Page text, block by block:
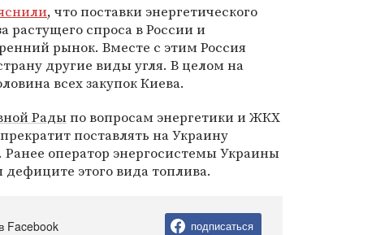
, что поставки энергетического
растущего спроса в России и
рынок. Вместе с этим Россия
другие виды угля. В целом на
всех закупок Киева.
Радыпо вопросам энергетики и ЖКХ
поставлять на Украину
Ранее оператор энергосистемы Украины
этого вида топлива.
Facebook подписаться